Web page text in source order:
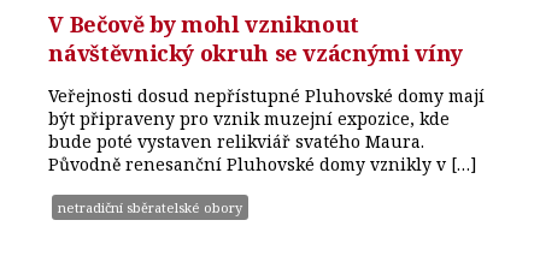
V Bečově by mohl vzniknout
návštěvnický okruh se vzácnými víny
Veřejnosti dosud nepřístupné Pluhovské domy mají
být připraveny pro vznik muzejní expozice, kde
bude poté vystaven relikviář svatého Maura.
Původně renesanční Pluhovské domy vznikly v […]
netradiční sběratelské obory